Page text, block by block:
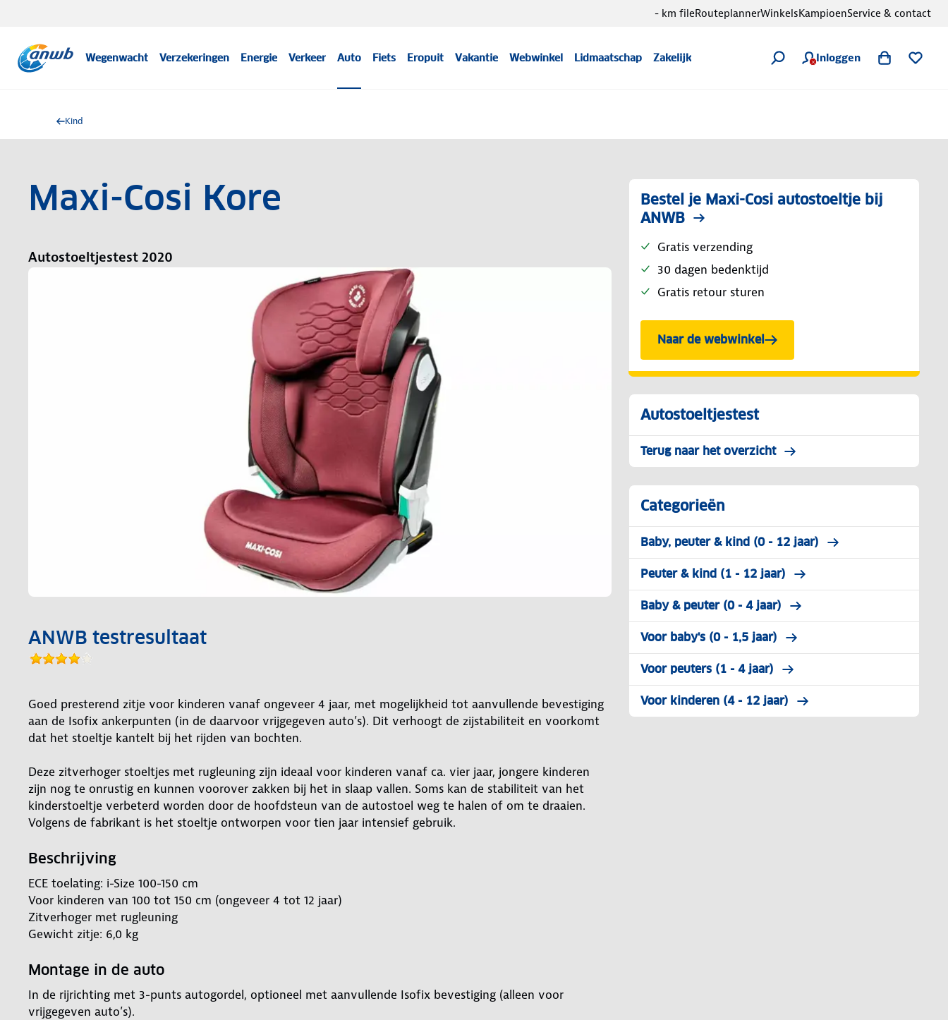
Wegenwacht Verzekeringen Energie Verkeer Auto Fiets Eropuit Vakantie Webwinkel Lidmaatschap Zakelijk Inloggen
- km fileRouteplannerWinkelsKampioenService & contact
Kind
Maxi-Cosi Kore
Autostoeltjestest 2020
ANWB testresultaat
Goed presterend zitje voor kinderen vanaf ongeveer 4 jaar, met mogelijkheid tot aanvullende bevestiging
aan de Isofix ankerpunten (in de daarvoor vrijgegeven auto’s). Dit verhoogt de zijstabiliteit en voorkomt
dat het stoeltje kantelt bij het rijden van bochten.
Deze zitverhoger stoeltjes met rugleuning zijn ideaal voor kinderen vanaf ca. vier jaar, jongere kinderen
zijn nog te onrustig en kunnen voorover zakken bij het in slaap vallen. Soms kan de stabiliteit van het
kinderstoeltje verbeterd worden door de hoofdsteun van de autostoel weg te halen of om te draaien.
Volgens de fabrikant is het stoeltje ontworpen voor tien jaar intensief gebruik.
Beschrijving
ECE toelating: i-Size 100-150 cm
Voor kinderen van 100 tot 150 cm (ongeveer 4 tot 12 jaar)
Zitverhoger met rugleuning
Gewicht zitje: 6,0 kg
Montage in de auto
In de rijrichting met 3-punts autogordel, optioneel met aanvullende Isofix bevestiging (alleen voor
vrijgegeven auto’s).
Bestel je Maxi-Cosi autostoeltje bij
ANWB
Gratis verzending
30 dagen bedenktijd
Gratis retour sturen
Naar de webwinkel
Autostoeltjestest
Terug naar het overzicht
Categorieën
Baby, peuter & kind (0 - 12 jaar)
Peuter & kind (1 - 12 jaar)
Baby & peuter (0 - 4 jaar)
Voor baby's (0 - 1,5 jaar)
Voor peuters (1 - 4 jaar)
Voor kinderen (4 - 12 jaar)